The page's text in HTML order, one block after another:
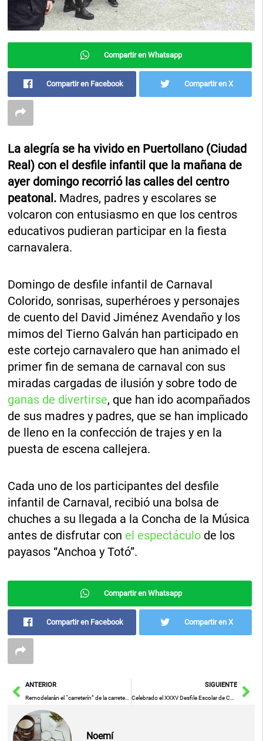
Compartir en Whatsapp
Compartir en Facebook Compartir en X
La alegría se ha vivido en Puertollano (Ciudad
Real) con el desfile infantil que la mañana de
ayer domingo recorrió las calles del centro
peatonal. Madres, padres y escolares se
volcaron con entusiasmo en que los centros
educativos pudieran participar en la fiesta
carnavalera.
Domingo de desfile infantil de Carnaval
Colorido, sonrisas, superhéroes y personajes
de cuento del David Jiménez Avendaño y los
mimos del Tierno Galván han participado en
este cortejo carnavalero que han animado el
primer fin de semana de carnaval con sus
miradas cargadas de ilusión y sobre todo de
ganas de divertirse, que han ido acompañados
de sus madres y padres, que se han implicado
de lleno en la confección de trajes y en la
puesta de escena callejera.
Cada uno de los participantes del desfile
infantil de Carnaval, recibió una bolsa de
chuches a su llegada a la Concha de la Música
antes de disfrutar con el espectáculo de los
payasos “Anchoa y Totó”.
Compartir en Whatsapp
Compartir en Facebook Compartir en X
AntANTERIOR
Remodelarán el “carreterín” de la carretera CR-1342 que une Villarta de San Juan con Herencia
SIGUIENTE
Celebrado el XXXV Desfile Escolar de Carnaval de Tomelloso, declarado de Interés Turístico Regional
Noemí